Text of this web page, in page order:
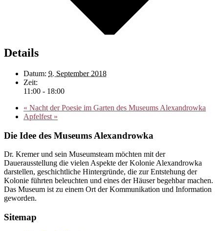
Details
Datum: 9. September 2018
Zeit:
11:00 - 18:00
« Nacht der Poesie im Garten des Museums Alexandrowka
Apfelfest »
Die Idee des Museums Alexandrowka
Dr. Kremer und sein Museumsteam möchten mit der
Dauerausstellung die vielen Aspekte der Kolonie Alexandrowka
darstellen, geschichtliche Hintergründe, die zur Entstehung der
Kolonie führten beleuchten und eines der Häuser begehbar machen.
Das Museum ist zu einem Ort der Kommunikation und Information
geworden.
Sitemap